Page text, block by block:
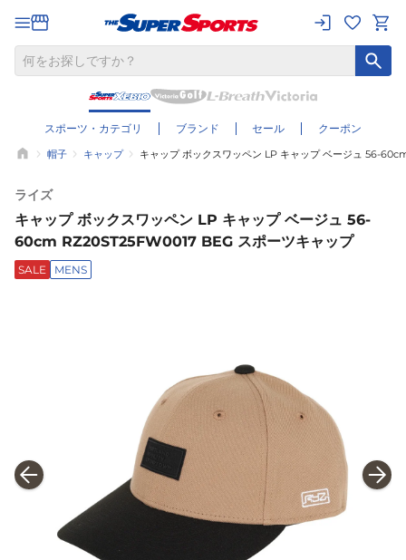
スポーツ・カテゴリ ブランド セール クーポン
帽子 キャップ キャップ ボックスワッペン LP キャップ ベージュ 56-
ライズ
キャップ ボックスワッペン LP キャップ ベージュ 56-
60cm RZ20ST25FW0017 BEG スポーツキャップ
SALE MENS